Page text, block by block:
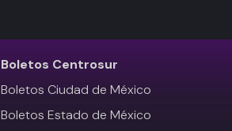
Boletos Centrosur
Boletos Ciudad de México
Boletos Estado de México